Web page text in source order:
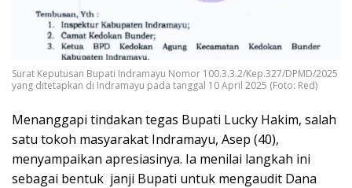
Surat Keputusan Bupati Indramayu Nomor 100.3.3.2/Kep.327/DPMD/2025
yang ditetapkan di Indramayu pada tanggal 10 April 2025 (Foto: Red)
Menanggapi tindakan tegas Bupati Lucky Hakim, salah
satu tokoh masyarakat Indramayu, Asep (40),
menyampaikan apresiasinya. Ia menilai langkah ini
sebagai bentuk janji Bupati untuk mengaudit Dana